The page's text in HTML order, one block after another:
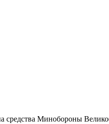
Минобороны